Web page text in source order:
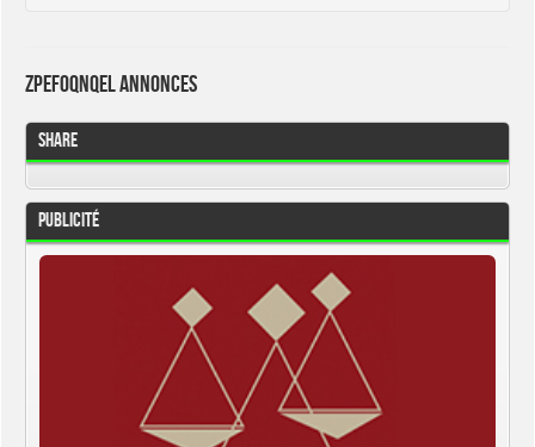
zpefoqnqel Annonces
Share
Publicité